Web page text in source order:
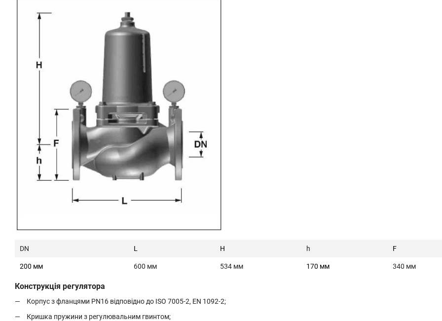
DN L H h F
200 мм 600 мм 534 мм 170 мм 340 мм
Конструкція регулятора
Корпус з фланцями PN16 відповідно до ISO 7005-2, EN 1092-2;
Кришка пружини з регулювальним гвинтом;